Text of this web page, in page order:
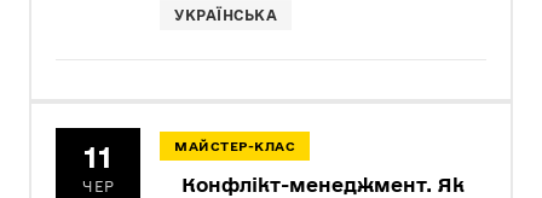
УКРАЇНСЬКА
11
ЧЕР
МАЙСТЕР-КЛАС
Конфлікт-менеджмент. Як